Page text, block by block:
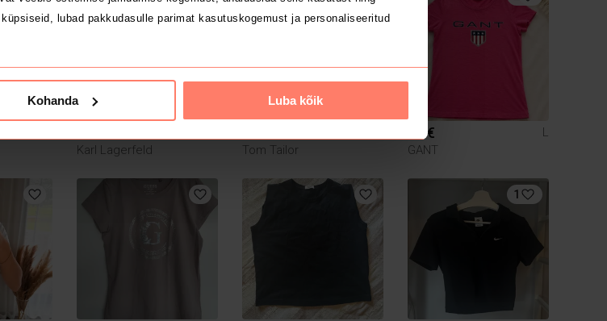
lubad pakkudasulle parimat kasutuskogemust ja personaliseeritud
Kohanda Luba kõik
Karl Lagerfeld
Tom Tailor
10 €
L
GANT
1